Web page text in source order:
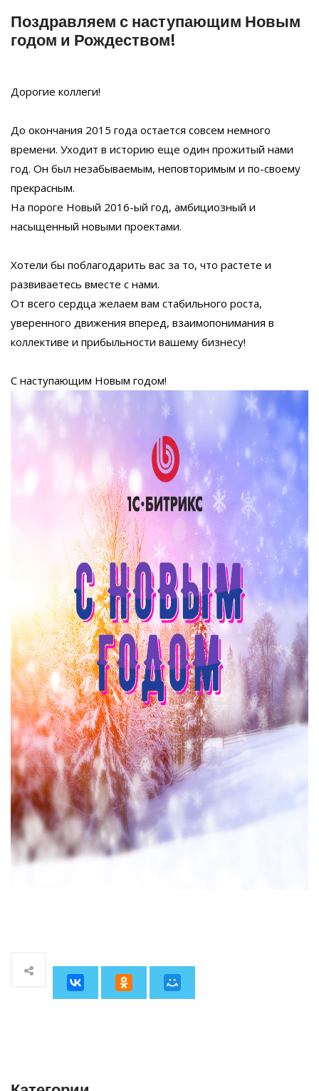
Поздравляем с наступающим Новым
годом и Рождеством!
Дорогие коллеги!
До окончания 2015 года остается совсем немного
времени. Уходит в историю еще один прожитый нами
год. Он был незабываемым, неповторимым и по-своему
прекрасным.
На пороге Новый 2016-ый год, амбициозный и
насыщенный новыми проектами.
Хотели бы поблагодарить вас за то, что растете и
развиваетесь вместе с нами.
От всего сердца желаем вам стабильного роста,
уверенного движения вперед, взаимопонимания в
коллективе и прибыльности вашему бизнесу!
С наступающим Новым годом!